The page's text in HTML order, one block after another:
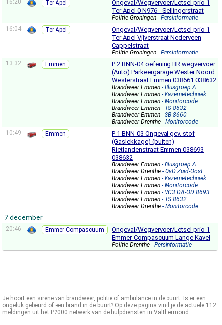
16:20
Ter Apel
Ongeval/Wegvervoer/Letsel prio 1
Ter Apel 0 N976 - Sellingerstraat
Politie Groningen - Persinformatie
16:04
Ter Apel
Ongeval/Wegvervoer/Letsel prio 1
Ter Apel Vijverstraat Nederveen
Cappelstraat
Politie Groningen - Persinformatie
13:32
Emmen
P 2 BNN-04 oefening BR wegvervoer
(Auto) Parkeergarage Wester Noord
Westerstraat Emmen 038661 038632
Brandweer Emmen - Blusgroep A
Brandweer Emmen - Kazernetechniek
Brandweer Emmen - Monitorcode
Brandweer Emmen - TS 8632
Brandweer Emmen - SB 8660
Brandweer Drenthe - Monitorcode
10:49
Emmen
P 1 BNN-03 Ongeval gev. stof
(Gaslekkage) (buiten)
Rietlandenstraat Emmen 038693
038632
Brandweer Emmen - Blusgroep A
Brandweer Drenthe - OvD Zuid-Oost
Brandweer Emmen - Kazernetechniek
Brandweer Emmen - Monitorcode
Brandweer Emmen - VC3 DA-OD 8693
Brandweer Emmen - TS 8632
Brandweer Drenthe - Monitorcode
7 december
20:46 Emmer-Compascuum
Ongeval/Wegvervoer/Letsel prio 1
Emmer-Compascuum Lange Kavel
Politie Drenthe - Persinformatie
Je hoort een sirene van brandweer, politie of ambulance in de buurt. Is er een
ongeluk gebeurd of een brand in de buurt? Op deze pagina vind je de actuele 112
meldingen uit het P2000 netwerk van de hulpdiensten in Valthermond.